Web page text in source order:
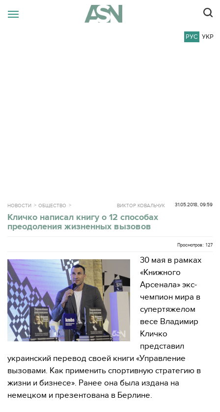
РУС УКР
НОВОСТИ ОБЩЕСТВО 31.05.2018, 09:59
ВИКТОР КОВАЛЬЧУК
Кличко написал книгу о 12 способах
преодоления жизненных вызовов
Просмотров: 127
30 мая в рамках
«Книжного
Арсенала» экс-
чемпион мира в
супертяжелом
весе Владимир
Кличко
представил
украинский перевод своей книги «Управление
вызовами. Как применить спортивную стратегию в
жизни и бизнесе». Ранее она была издана на
немецком и презентована в Берлине.